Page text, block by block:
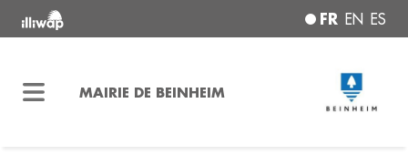
FR EN ES
MAIRIE DE BEINHEIM